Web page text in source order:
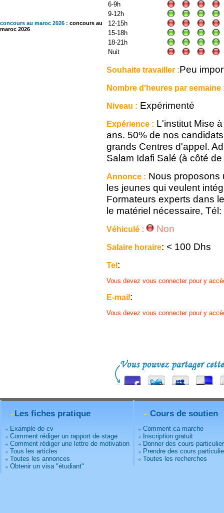
concours au maroc 2026 : concours au
maroc 2026
6-9h
9-12h
12-15h
15-18h
18-21h
Nuit
Souhaite travailler :Peu
Nombre d'heures par semaine
Niveau : Expérimenté
Expérience : L'institut Mise
ans. 50% de nos
grands Centres d'appel.
Salam Idafi Salé (à côté
Annonce : Nous proposons
les jeunes qui veulent
Formateurs experts dans
le matériel nécessaire,
Véhiculé : Non
Salaire horaire: < 100 Dhs
Tel :
Vous devez vous connecter pour y
E-mail :
Vous devez vous connecter pour y
Les fiches pratique
Example de cv
Comment rédiger un rapport de stage
Comment rédiger une lettre de motivation
Tous les articles
Toutes les annonces
Obtenir un visa "étudiant"
Cours de soutien
Comment ca marche
Inscription gratuit
Donner des cours
Prendre des cours
Toutes les recherches